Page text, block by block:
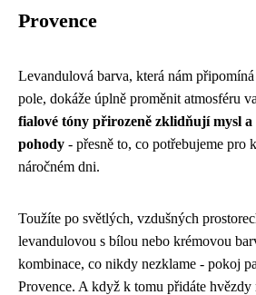
Provence
Levandulová barva, která nám
pole, dokáže úplně proměnit atmosféru
fialové tóny přirozeně zklidňují mysl
pohody - přesně to, co potřebujeme pro
náročném dni.
Toužíte po světlých, vzdušných
levandulovou s bílou nebo krémovou
kombinace, co nikdy nezklame - pokoj
Provence. A když k tomu přidáte hvězdy